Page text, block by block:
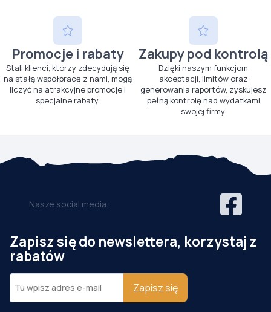
Promocje i rabaty
Stali klienci, którzy zdecydują się
na stałą współpracę z nami, mogą
liczyć na atrakcyjne promocje i
specjalne rabaty.
Zakupy pod kontrolą
Dzięki naszym funkcjom
akceptacji, limitów oraz
generowania raportów, zyskujesz
pełną kontrolę nad wydatkami
swojej firmy.
Nasze social media:
Zapisz się do newslettera, korzystaj z
rabatów
Zapisz się